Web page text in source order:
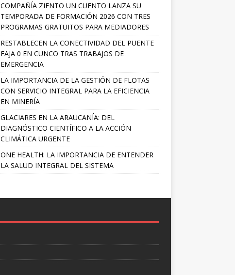
COMPAÑÍA ZIENTO UN CUENTO LANZA SU
TEMPORADA DE FORMACIÓN 2026 CON TRES
PROGRAMAS GRATUITOS PARA MEDIADORES
RESTABLECEN LA CONECTIVIDAD DEL PUENTE
FAJA 0 EN CUNCO TRAS TRABAJOS DE
EMERGENCIA
LA IMPORTANCIA DE LA GESTIÓN DE FLOTAS
CON SERVICIO INTEGRAL PARA LA EFICIENCIA
EN MINERÍA
GLACIARES EN LA ARAUCANÍA: DEL
DIAGNÓSTICO CIENTÍFICO A LA ACCIÓN
CLIMÁTICA URGENTE
ONE HEALTH: LA IMPORTANCIA DE ENTENDER
LA SALUD INTEGRAL DEL SISTEMA